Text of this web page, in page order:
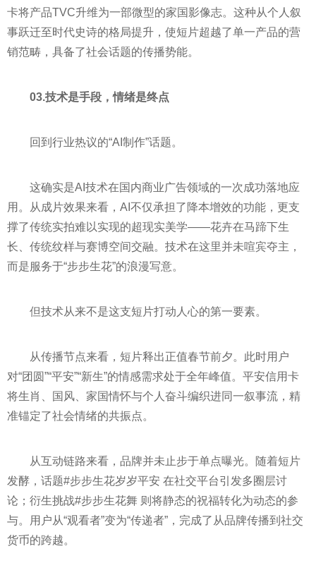
卡将产品TVC升维为一部微型的家国影像志。这种从个人叙
事跃迁至时代史诗的格局提升，使短片超越了单一产品的营
销范畴，具备了社会话题的传播势能。
03.技术是手段，情绪是终点
回到行业热议的“AI制作”话题。
这确实是AI技术在国内商业广告领域的一次成功落地应
用。从成片效果来看，AI不仅承担了降本增效的功能，更支
撑了传统实拍难以实现的超现实美学——花卉在马蹄下生
长、传统纹样与赛博空间交融。技术在这里并未喧宾夺主，
而是服务于“步步生花”的浪漫写意。
但技术从来不是这支短片打动人心的第一要素。
从传播节点来看，短片释出正值春节前夕。此时用户
对“团圆”“平安”“新生”的情感需求处于全年峰值。平安信用卡
将生肖、国风、家国情怀与个人奋斗编织进同一叙事流，精
准锚定了社会情绪的共振点。
从互动链路来看，品牌并未止步于单点曝光。随着短片
发酵，话题#步步生花岁岁平安 在社交平台引发多圈层讨
论；衍生挑战#步步生花舞 则将静态的祝福转化为动态的参
与。用户从“观看者”变为“传递者”，完成了从品牌传播到社交
货币的跨越。